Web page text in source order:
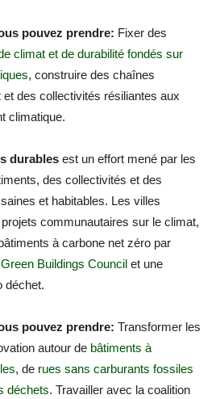
pouvez prendre: Fixer des
climat et de durabilité fondés sur
, construire des chaînes
et des collectivités résiliantes aux
climatique.
durables est un effort mené par les
des collectivités et des
et habitables. Les villes
communautaires sur le climat,
à carbone net zéro par
Buildings Council et une
déchet.
pouvez prendre: Transformer les
autour de bâtiments à
, de rues sans carburants fossiles
déchets. Travailler avec la coalition